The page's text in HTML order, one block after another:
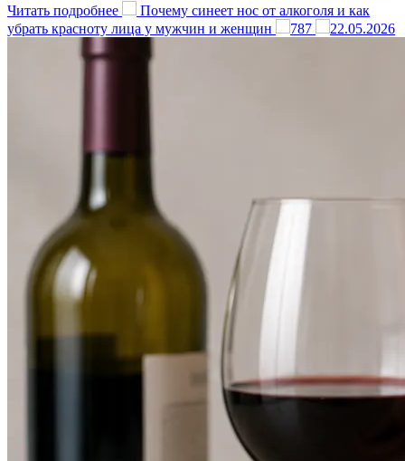
Читать подробнее
Почему синеет нос от алкоголя и как
убрать красноту лица у мужчин и женщин
787 22.05.2026